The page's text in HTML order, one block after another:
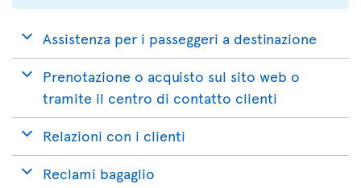
Assistenza per i passeggeri a destinazione
Prenotazione o acquisto sul sito web o
tramite il centro di contatto clienti
Relazioni con i clienti
Reclami bagaglio